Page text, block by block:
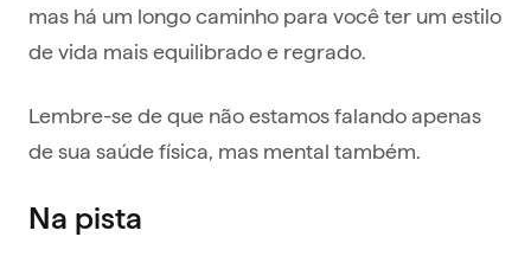
mas há um longo caminho para você ter um estilo
de vida mais equilibrado e regrado.
Lembre-se de que não estamos falando apenas
de sua saúde física, mas mental também.
Na pista